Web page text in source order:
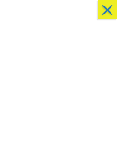
×